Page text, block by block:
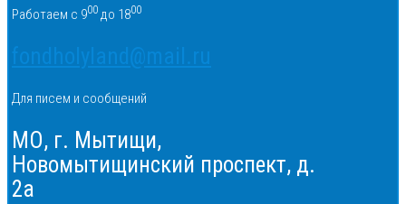
Работаем с 900 до 1800
fondholyland@mail.ru
Для писем и сообщений
МО, г. Мытищи,
Новомытищинский проспект, д.
2а